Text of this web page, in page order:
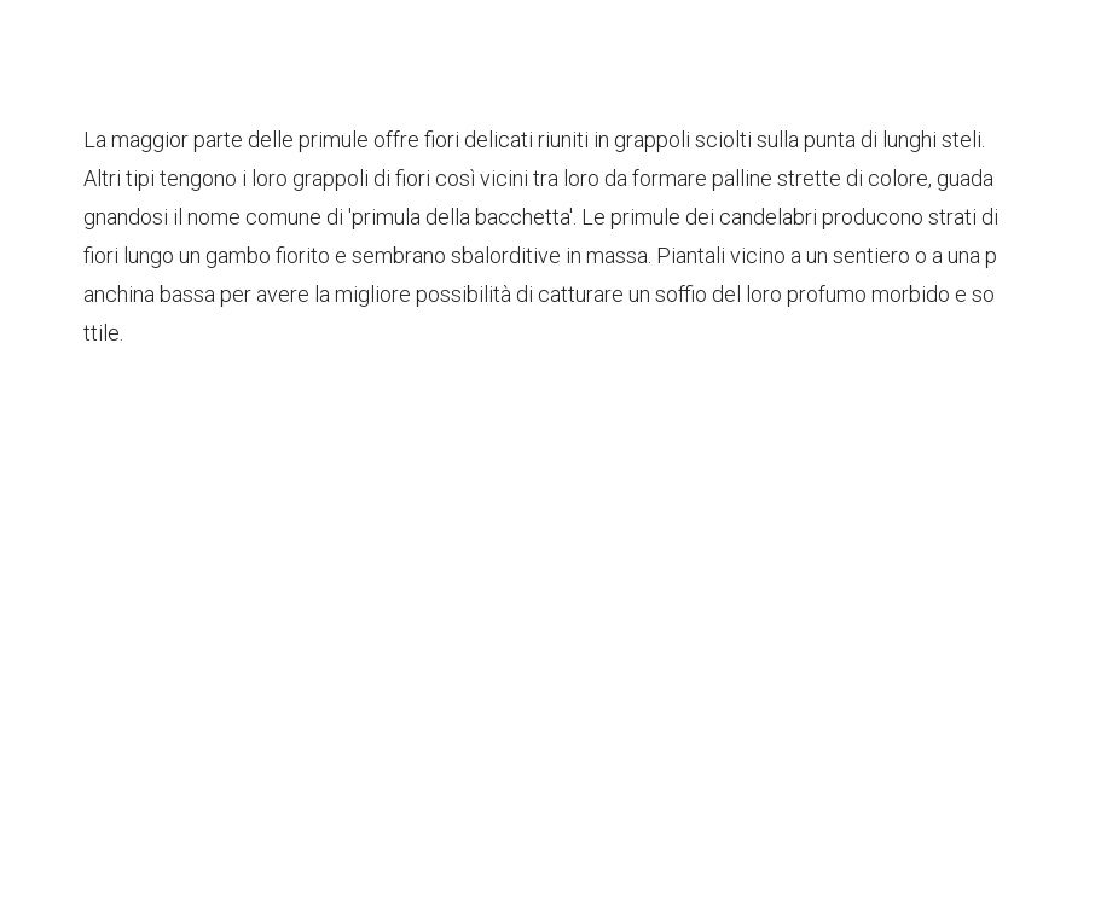
La maggior parte delle primule offre fiori delicati riuniti in grappoli sciolti sulla punta di lunghi steli.
Altri tipi tengono i loro grappoli di fiori così vicini tra loro da formare palline strette di colore, guada
gnandosi il nome comune di 'primula della bacchetta'. Le primule dei candelabri producono strati di
fiori lungo un gambo fiorito e sembrano sbalorditive in massa. Piantali vicino a un sentiero o a una p
anchina bassa per avere la migliore possibilità di catturare un soffio del loro profumo morbido e so
ttile.